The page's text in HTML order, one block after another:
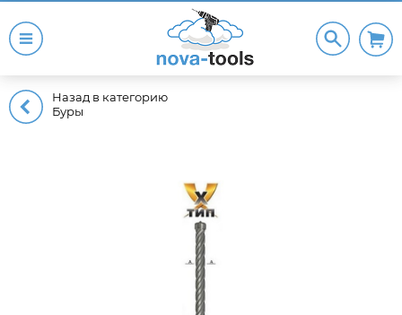
Назад в категорию
Буры